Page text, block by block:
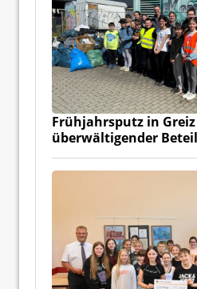
Frühjahrsputz in
überwältigender